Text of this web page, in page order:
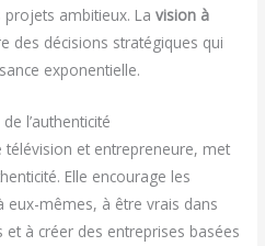
projets ambitieux. Lavision à
des décisions stratégiques qui
exponentielle.
l’authenticité
télévision et entrepreneure, met
Elle encourage les
eux-mêmes, à être vrais dans
et à créer des entreprises basées